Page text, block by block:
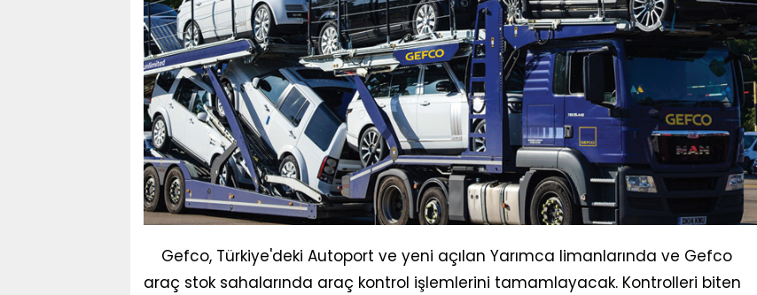
Gefco, Türkiye'deki Autoport ve yeni açılan Yarımca limanlarında ve Gefco
araç stok sahalarında araç kontrol işlemlerini tamamlayacak. Kontrolleri biten